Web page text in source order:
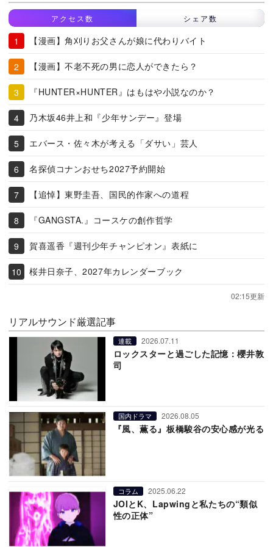
アクセス数 シェア数
【漫画】角刈りお父さんが娘に代わりバイト
【漫画】不老不死の男に恋人ができたら？
『HUNTER×HUNTER』はもはや小説なのか？
乃木坂46井上和『少年サンデー』登場
エバース・佐々木が考える「ダサい」芸人
名探偵コナンおせち2027予約開始
【追悼】東野圭吾、国民的作家への道程
『GANGSTA.』コースケの創作哲学
賀喜遥香『週刊少年チャンピオン』表紙に
桜井日奈子、2027年カレンダーブック
02:15更新
リアルサウンド厳選記事
連載 2026.07.11
ロックスターと過ごした記憶：櫻井敦
司
国内ドラマ 2026.08.05
『風、薫る』板橋駿谷の安心感が光る
コラム 2025.06.22
JOIとK、Lapwingと私たちの“類似
性の正体”